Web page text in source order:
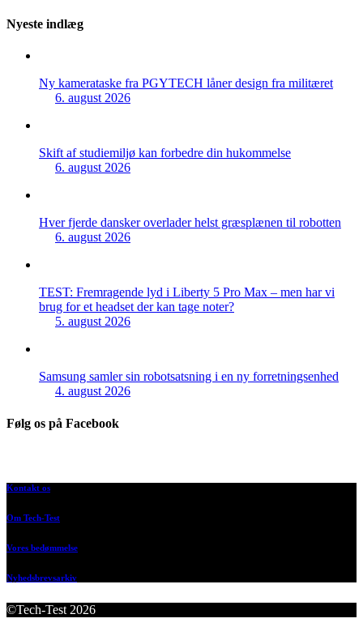
Nyeste indlæg
Ny kamerataske fra PGYTECH låner design fra militæret
6. august 2026
Skift af studiemiljø kan forbedre din hukommelse
6. august 2026
Hver fjerde dansker overlader helst græsplænen til robotten
6. august 2026
TEST: Fremragende lyd i Liberty 5 Pro Max – men har vi
brug for et headset der kan tage noter?
5. august 2026
Samsung samler sin robotsatsning i en ny forretningsenhed
4. august 2026
Følg os på Facebook
Kontakt os
Om Tech-Test
Vores bedømmelse
Nyhedsbrevsarkiv
©Tech-Test 2026